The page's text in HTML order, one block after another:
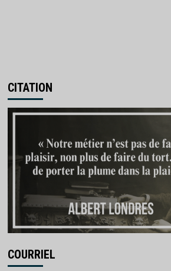
CITATION
COURRIEL